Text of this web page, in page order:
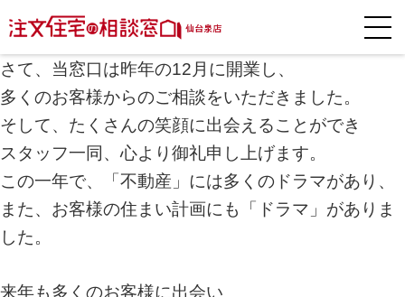
本日12月30日の仙台市は路面が凍っていますが
皆さまのお住まいはいかがでしょうか？
さて、当窓口は昨年の12月に開業し、
多くのお客様からのご相談をいただきました。
そして、たくさんの笑顔に出会えることができ
スタッフ一同、心より御礼申し上げます。
この一年で、「不動産」には多くのドラマがあり、
また、お客様の住まい計画にも「ドラマ」がありま
した。
来年も多くのお客様に出会い